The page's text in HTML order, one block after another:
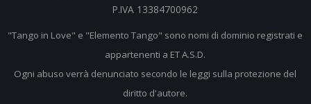
P.IVA 13384700962
"Tango in Love" e "Elemento Tango" sono nomi di dominio registrati e
appartenenti a ET A.S.D.
Ogni abuso verrà denunciato secondo le leggi sulla protezione del
diritto d'autore.